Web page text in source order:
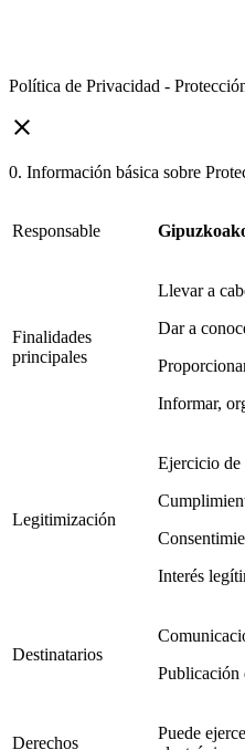
Política de Privacidad -
close
0. Información básica sobre
Responsable
Finalidades
principales
Llevar a
Dar a
Informar,
Legitimización
Ejercicio de
Interés
Destinatarios
Publicación
Derechos
Puede